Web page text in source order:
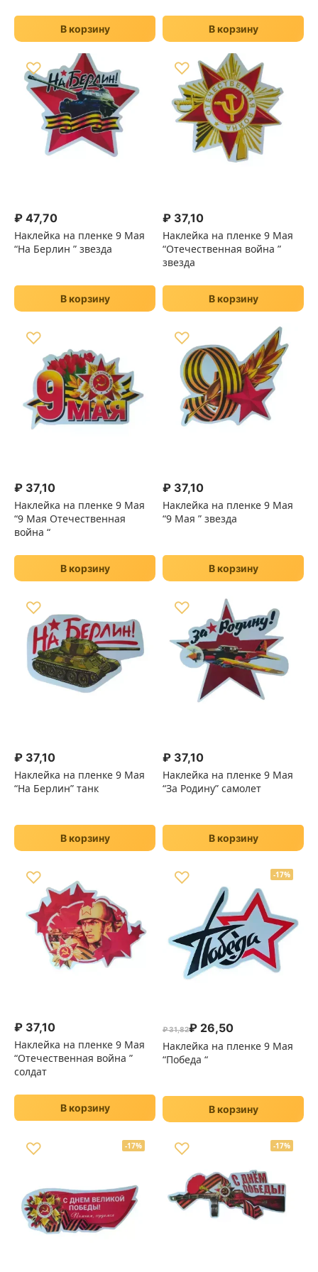
В корзину В корзину
₽ 47,70
Наклейка на пленке 9 Мая
“На Берлин ” звезда
♡
В корзину
₽ 37,10
Наклейка на пленке 9 Мая
“Отечественная война ”
звезда
♡
В корзину
₽ 37,10
Наклейка на пленке 9 Мая
“9 Мая Отечественная
война “
♡
В корзину
₽ 37,10
Наклейка на пленке 9 Мая
“9 Мая ” звезда
♡
В корзину
₽ 37,10
Наклейка на пленке 9 Мая
“На Берлин” танк
♡
В корзину
₽ 37,10
Наклейка на пленке 9 Мая
“За Родину” самолет
♡
В корзину
₽ 37,10
Наклейка на пленке 9 Мая
“Отечественная война ”
солдат
♡
В корзину
-17%
₽31,82
Первоначальная цена
₽ 26,50
Текущая цена: ₽ 26,50.
Наклейка на пленке 9 Мая
“Победа “
♡
В корзину
-17%
♡ -17%
♡